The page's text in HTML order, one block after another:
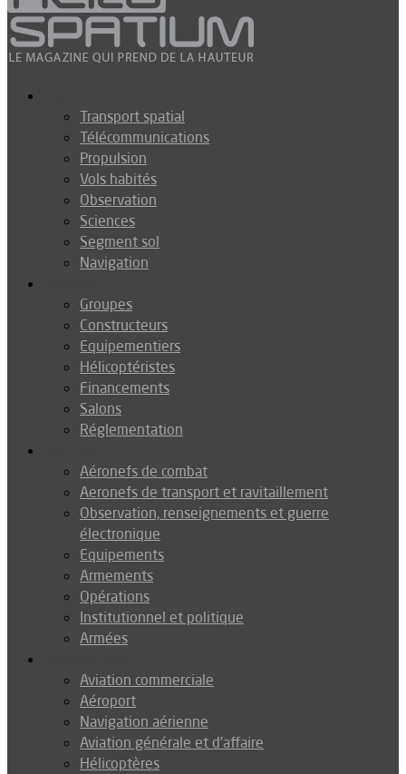
Transport spatial
Télécommunications
Propulsion
Vols habités
Observation
Sciences
Segment sol
Navigation
Groupes
Constructeurs
Equipementiers
Hélicoptéristes
Financements
Salons
Réglementation
Aéronefs de combat
Aeronefs de transport et ravitaillement
Observation, renseignements et guerre
électronique
Equipements
Armements
Opérations
Institutionnel et politique
Armées
Aviation commerciale
Aéroport
Navigation aérienne
Aviation générale et d’affaire
Hélicoptères